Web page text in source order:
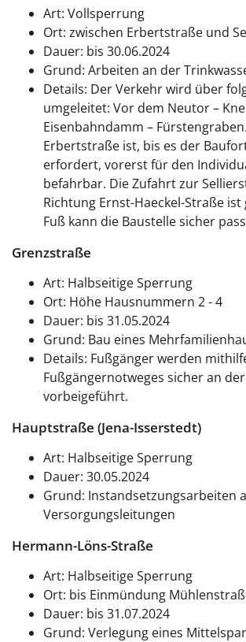
Art: Vollsperrung
Ort: zwischen Erbertstraße und
Dauer: bis 30.06.2024
Grund: Arbeiten an der
Details: Der Verkehr wird über
umgeleitet: Vor dem Neutor –
Eisenbahndamm –
Erbertstraße ist, bis es der
erfordert, vorerst für den
befahrbar. Die Zufahrt zur
Richtung Ernst-Haeckel-Straße
Fuß kann die Baustelle sicher
Grenzstraße
Art: Halbseitige Sperrung
Ort: Höhe Hausnummern 2 - 4
Dauer: bis 31.05.2024
Grund: Bau eines
Details: Fußgänger werden
Fußgängernotweges sicher an
vorbeigeführt.
Hauptstraße (Jena-Isserstedt)
Art: Halbseitige Sperrung
Dauer: 30.05.2024
Grund: Instandsetzungsarbeiten
Versorgungsleitungen
Hermann-Löns-Straße
Art: Halbseitige Sperrung
Ort: bis Einmündung
Dauer: bis 31.07.2024
Grund: Verlegung eines